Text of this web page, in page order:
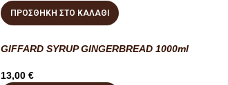
ΠΡΟΣΘΉΚΗ ΣΤΟ ΚΑΛΆΘΙ
GIFFARD SYRUP GINGERBREAD 1000ml
13,00 €